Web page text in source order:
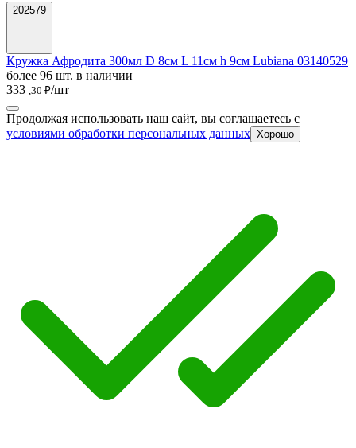
202579
Кружка Афродита 300мл D 8см L 11см h 9см Lubiana 03140529
более 96 шт. в наличии
333 ,30 ₽/шт
Продолжая использовать наш сайт, вы соглашаетесь c
условиями обработки персональных данных Хорошо